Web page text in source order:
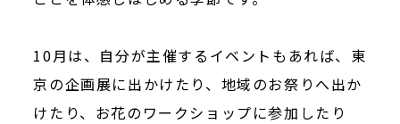
10月は、自分が主催するイベントもあれば、東
京の企画展に出かけたり、地域のお祭りへ出か
けたり、お花のワークショップに参加したり